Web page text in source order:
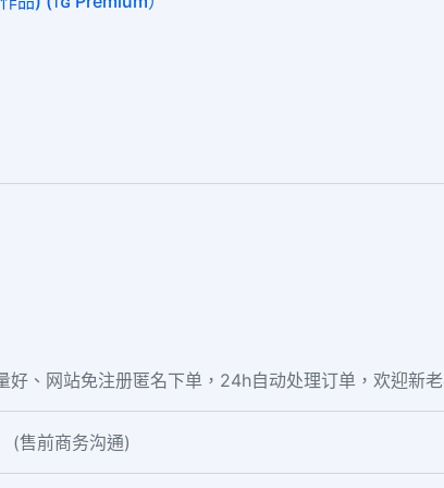
、网站免注册匿名下单，24h自动处理订单，欢迎新老
(售前商务沟通)